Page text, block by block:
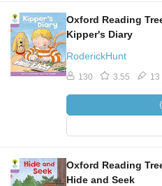
らなかった、ってのと対応し
Oxford Reading
Kipper's Diary
RoderickHunt
130 3.55 13
Oxford Reading
Hide and Seek